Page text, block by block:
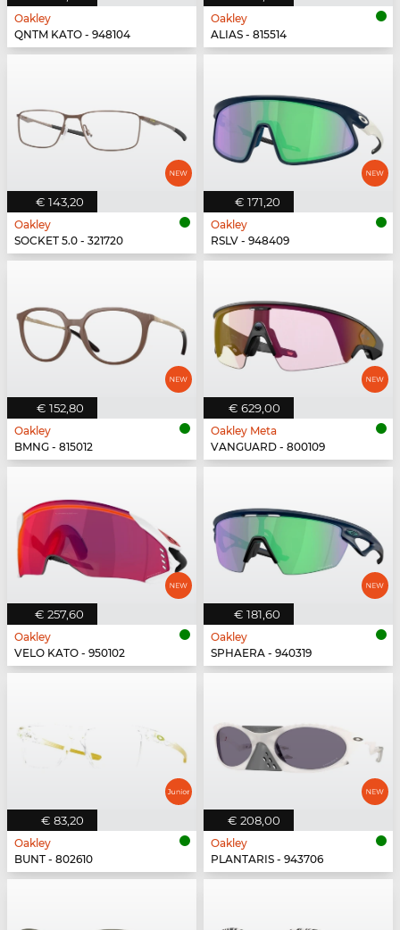
Oakley
QNTM KATO - 948104
Oakley
ALIAS - 815514
€ 143,20
Oakley
SOCKET 5.0 - 321720
€ 171,20
Oakley
RSLV - 948409
€ 152,80
Oakley
BMNG - 815012
€ 629,00
Oakley Meta
VANGUARD - 800109
€ 257,60
Oakley
VELO KATO - 950102
€ 181,60
Oakley
SPHAERA - 940319
€ 83,20
Oakley
BUNT - 802610
€ 208,00
Oakley
PLANTARIS - 943706